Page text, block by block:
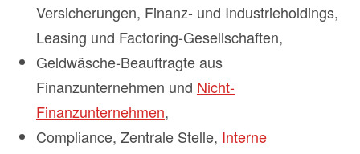
Versicherungen, Finanz- und Industrieholdings,
Leasing und Factoring-Gesellschaften,
Geldwäsche-Beauftragte aus
Finanzunternehmen und Nicht-
Finanzunternehmen,
Compliance, Zentrale Stelle, Interne